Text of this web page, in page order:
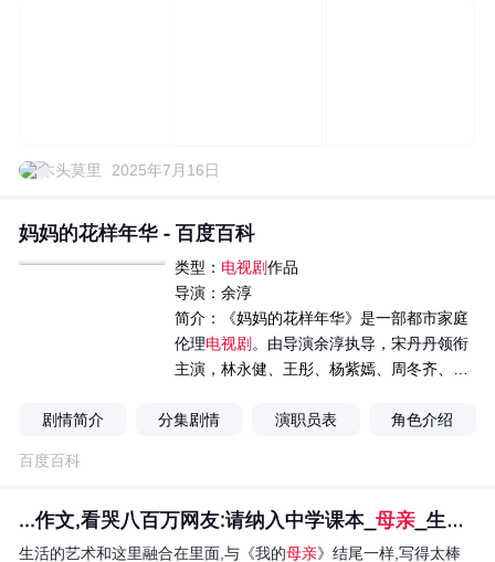
木头莫里 2025年7月16日
妈妈的花样年华 - 百度百科
类型： 电视剧作品
导演：余淳
简介：《妈妈的花样年华》是一部都市家庭
伦理电视剧 。由导演余淳执导，宋丹丹领衔
主演，林永健、王彤、杨紫嫣、周冬齐、傅
莫岐、...
剧情简介 分集剧情 演职员表 角色介绍
百度百科
...作文,看哭八百万网友:请纳入中学课本_ 母亲 _生活_文章
生活的艺术和这里融合在里面,与《我的母亲》结尾一样,写得太棒